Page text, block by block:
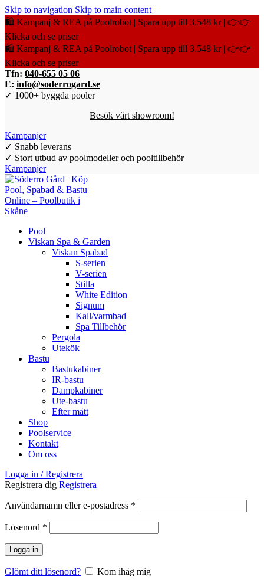
Skip to navigation Skip to main content
🛍️ Kampanj & REA på Poolrobot | Spara upp till 3.548 kr | 👉👉
Klicka och se priser
🛍️ Kampanj & REA på Poolrobot | Spara upp till 3.548 kr | 👉👉
Klicka och se priser
Tfn: 040-655 05 06
E: info@soderrogard.se
✓ 1000+ byggda pooler
Besök vårt showroom!
Kampanjer
✓ Snabb leverans
✓ Stort utbud av poolmodeller och pooltillbehör
Kampanjer
Pool
Viskan Spa & Garden
Viskan Spabad
S-serien
V-serien
Stilla
White Edition
Signum
Kall/varmbad
Spa Tillbehör
Pergola
Utekök
Bastu
Bastukabiner
IR-bastu
Dampkabiner
Ute-bastu
Efter mått
Shop
Poolservice
Kontakt
Om oss
Logga in / Registrera
Registrera dig Registrera
Användarnamn eller e-postadress *
Lösenord *
Logga in
Glömt ditt lösenord?
Kom ihåg mig